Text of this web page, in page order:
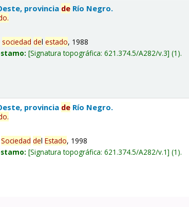
provincia de Río Negro.
.
sociedad delestado, 1988
Signatura topográfica:621.374.5/A282/v.3 (1).
provincia de Río Negro.
.
Sociedad delEstado, 1998
Signatura topográfica:621.374.5/A282/v.1 (1).